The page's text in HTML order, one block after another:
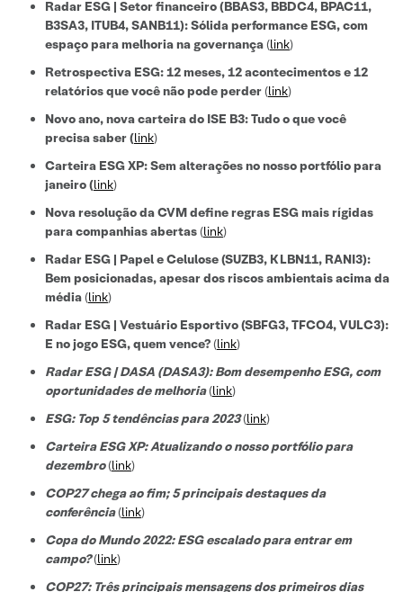
Radar ESG | Setor financeiro (BBAS3, BBDC4, BPAC11,
B3SA3, ITUB4, SANB11): Sólida performance ESG, com
espaço para melhoria na governança(link)
Retrospectiva ESG: 12 meses, 12 acontecimentos e 12
relatórios que você não pode perder(link)
Novo ano, nova carteira do ISE B3: Tudo o que você
precisa saber(link)
Carteira ESG XP: Sem alterações no nosso portfólio para
janeiro (link)
Nova resolução da CVM define regras ESG mais rígidas
para companhias abertas(link)
Radar ESG | Papel e Celulose (SUZB3, KLBN11, RANI3):
Bem posicionadas, apesar dos riscos ambientais acima da
média(link)
Radar ESG | Vestuário Esportivo (SBFG3, TFCO4, VULC3):
E no jogo ESG, quem vence?(link)
Radar ESG | DASA (DASA3): Bom desempenho ESG, com
oportunidades de melhoria(link)
ESG: Top 5 tendências para 2023(link)
Carteira ESG XP: Atualizando o nosso portfólio para
dezembro(link)
COP27 chega ao fim; 5 principais destaques da
conferência(link)
Copa do Mundo 2022: ESG escalado para entrar em
campo?(link)
COP27: Três principais mensagens dos primeiros dias